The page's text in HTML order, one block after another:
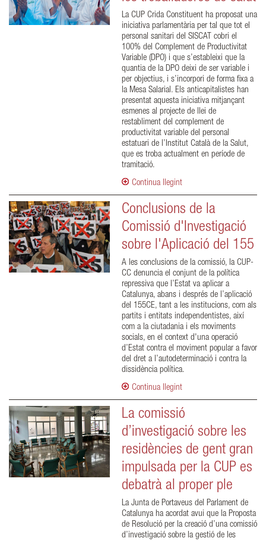
La CUP Crida Constituent ha proposat una
iniciativa parlamentària per tal que tot el
personal sanitari del SISCAT cobri el
100% del Complement de Productivitat
Variable (DPO) i que s’estableixi que la
quantia de la DPO deixi de ser variable i
per objectius, i s’incorpori de forma fixa a
la Mesa Salarial. Els anticapitalistes han
presentat aquesta iniciativa mitjançant
esmenes al projecte de llei de
restabliment del complement de
productivitat variable del personal
estatuari de l’Institut Català de la Salut,
que es troba actualment en període de
tramitació.
Continua llegint
Conclusions de la
Comissió d'Investigació
sobre l'Aplicació del 155
A les conclusions de la comissió, la CUP-
CC denuncia el conjunt de la política
repressiva que l’Estat va aplicar a
Catalunya, abans i després de l’aplicació
del 155CE, tant a les institucions, com als
partits i entitats independentistes, així
com a la ciutadania i els moviments
socials, en el context d'una operació
d’Estat contra el moviment popular a favor
del dret a l’autodeterminació i contra la
dissidència política.
Continua llegint
La comissió
d’investigació sobre les
residències de gent gran
impulsada per la CUP es
debatrà al proper ple
La Junta de Portaveus del Parlament de
Catalunya ha acordat avui que la Proposta
de Resolució per la creació d’una comissió
d’investigació sobre la gestió de les